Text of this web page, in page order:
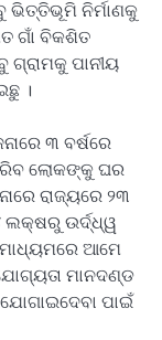
ଭିତ୍ତିଭୂମି ନିର୍ମାଣକୁ
ଗାଁ ବିକଶିତ
ଗ୍ରାମକୁ ପାନୀୟ
।
୩ ବର୍ଷରେ
ଲୋକଙ୍କୁ ଘର
ରାଜ୍ୟରେ ୨୩
ଲକ୍ଷରୁ ଉର୍ଦ୍ଧ୍ୱ
ମାଧ୍ୟମରେ ଆମେ
ମାନଦଣ୍ଡ
ପାଇଁ